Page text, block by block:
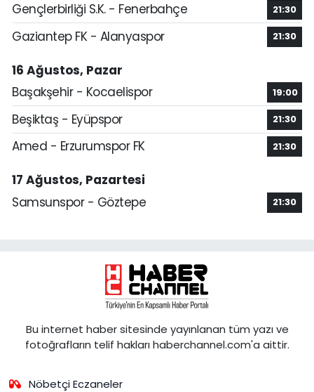
Gençlerbirliği S.K. - Fenerbahçe 21:30
Gaziantep FK - Alanyaspor 21:30
16 Ağustos, Pazar
Başakşehir - Kocaelispor
19:00
Beşiktaş - Eyüpspor 21:30
Amed - Erzurumspor FK 21:30
17 Ağustos, Pazartesi
Samsunspor - Göztepe
21:30
Bu internet haber sitesinde yayınlanan tüm yazı ve
fotoğrafların telif hakları haberchannel.com'a aittir.
Nöbetçi Eczaneler